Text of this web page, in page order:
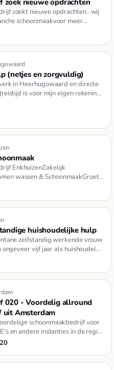
zoek nieuwe opdrachten
zoekt nieuwe opdrachten.. wij
schoonmaakvoor meer
(netjes en zorgvuldig)
in Heerhugowaard en directe
is voor mijn eigen rekening)
EnkhuizenZakelijk
wassen & SchoonmaakGroet
huishoudelijke hulp
zelfstandig werkende vrouw
vijf jaar als huishoudelijk
020 - Voordelig allround
uit Amsterdam
schoonmaakbedrijf voor
en andere instanties in de regio